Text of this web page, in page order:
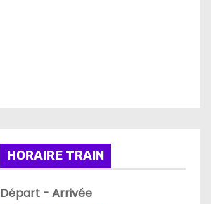
HORAIRE TRAIN
Départ - Arrivée